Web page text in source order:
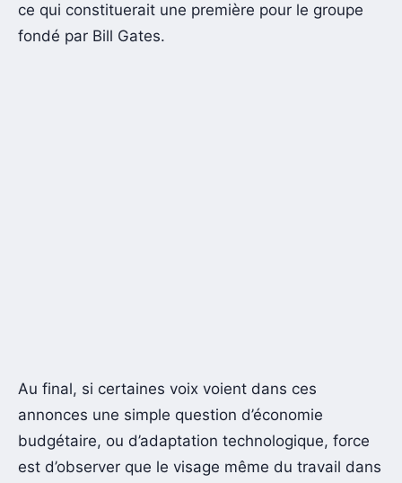
ce qui constituerait une première pour le groupe
fondé par Bill Gates.
Au final, si certaines voix voient dans ces
annonces une simple question d’économie
budgétaire, ou d’adaptation technologique, force
est d’observer que le visage même du travail dans